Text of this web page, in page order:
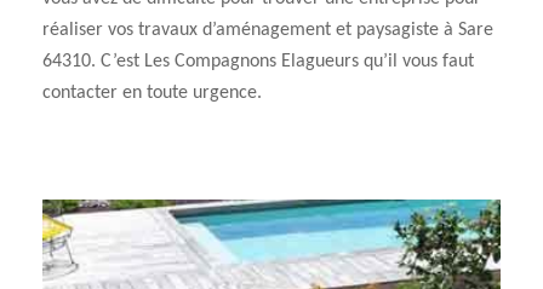
réaliser vos travaux d’aménagement et paysagiste à Sare
64310. C’est Les Compagnons Elagueurs qu’il vous faut
contacter en toute urgence.